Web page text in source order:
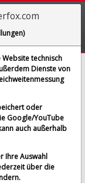
technisch
Dienste von
oder
Google/YouTube
auch außerhalb
Ihre Auswahl
über die